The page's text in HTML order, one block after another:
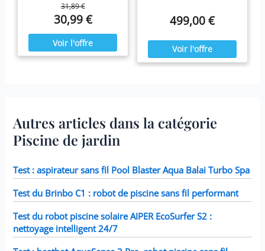
nettoyez les cartouches
chaque semaine et remplacez-
les une fois par mois ou plus
tôt Il est fabriqué avec du
papier Dacron résistant facile
à nettoyer, pour une filtration
10,2 cm.
31,89 €
30,99 €
vous à la maison en été
confortablement installé dans
votre spa Blue Navy.
499,00 €
Autres articles dans la catégorie
Piscine de jardin
Test : aspirateur sans fil Pool Blaster Aqua Balai Turbo Spa
Test du Brinbo C1 : robot de piscine sans fil performant
Test du robot piscine solaire AIPER EcoSurfer S2 :
nettoyage intelligent 24/7